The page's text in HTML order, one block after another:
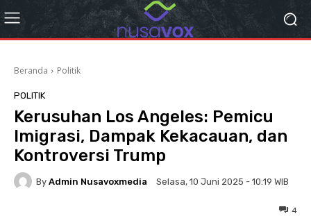
Beranda Politik
POLITIK
Kerusuhan Los Angeles: Pemicu
Imigrasi, Dampak Kekacauan, dan
Kontroversi Trump
By Admin Nusavoxmedia Selasa, 10 Juni 2025 - 10:19 WIB
4